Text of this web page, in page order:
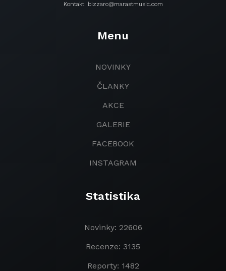
Kontakt: bizzaro@marastmusic.com
Menu
NOVINKY
ČLANKY
AKCE
GALERIE
FACEBOOK
INSTAGRAM
Statistika
Novinky: 22606
Recenze: 3135
Reporty: 1482